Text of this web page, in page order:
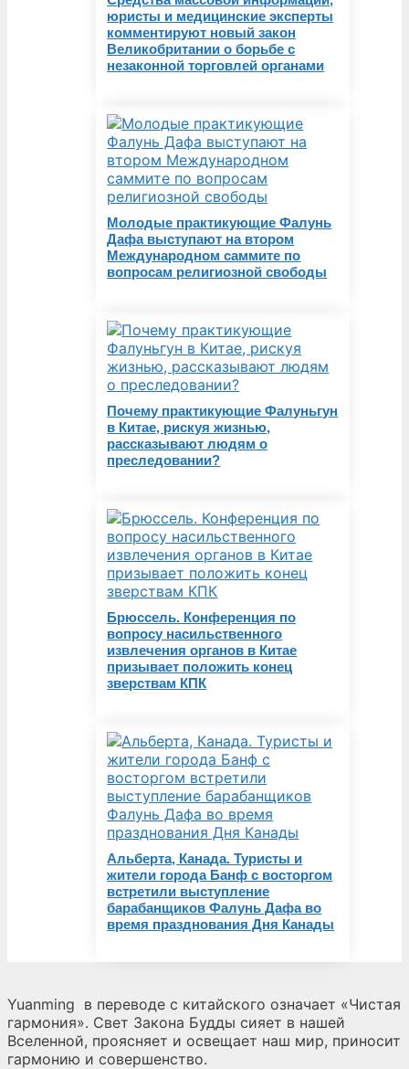
юристы и медицинские эксперты
комментируют новый закон
Великобритании о борьбе с
незаконной торговлей органами
Молодые практикующие Фалунь
Дафа выступают на втором
Международном саммите по
вопросам религиозной свободы
Почему практикующие Фалуньгун
в Китае, рискуя жизнью,
рассказывают людям о
преследовании?
Брюссель. Конференция по
вопросу насильственного
извлечения органов в Китае
призывает положить конец
зверствам КПК
Альберта, Канада. Туристы и
жители города Банф с восторгом
встретили выступление
барабанщиков Фалунь Дафа во
время празднования Дня Канады
Yuanming в переводе с китайского означает «Чистая
гармония». Свет Закона Будды сияет в нашей
Вселенной, проясняет и освещает наш мир, приносит
гармонию и совершенство.